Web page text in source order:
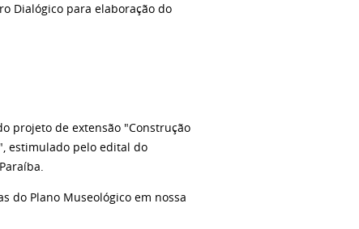
Dialógico para elaboração do
projeto de extensão "Construção
estimulado pelo edital do
do Plano Museológico em nossa